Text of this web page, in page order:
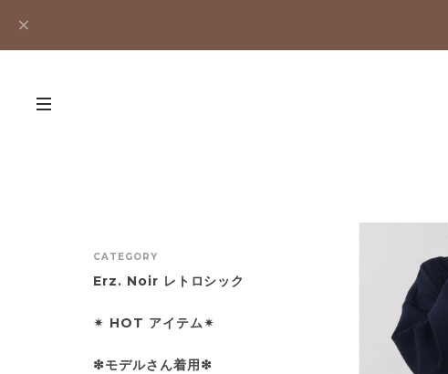
CATEGORY
Erz. Noir レトロシック
✴︎ HOT アイテム✴︎
❇︎モデルさん着用❇︎